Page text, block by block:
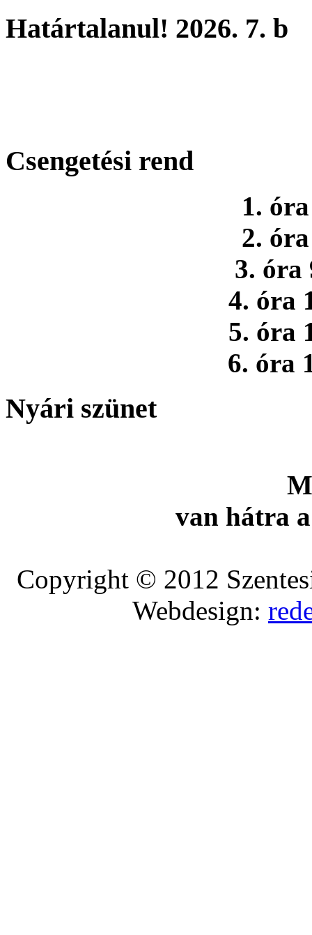
Határtalanul! 2026. 7. b
Csengetési rend
1.
2.
3. óra
4. óra
5. óra
6. óra
Nyári szünet
van hátra
Copyright © 2012
Webdesign: